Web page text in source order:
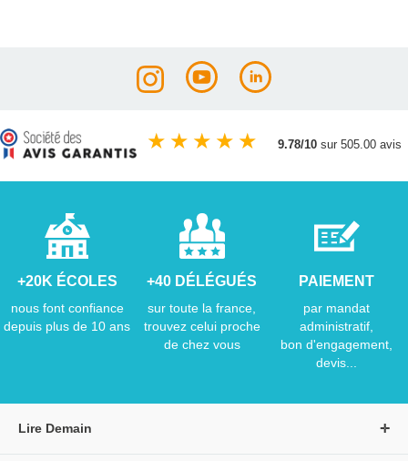
★ ★ ★ ★ ★ 9.78/10 sur 505.00 avis
+20K ÉCOLES
nous font confiance
depuis plus de 10 ans
+40 DÉLÉGUÉS
sur toute la france,
trouvez celui proche
de chez vous
PAIEMENT
par mandat
administratif,
bon d'engagement,
devis...
Lire Demain